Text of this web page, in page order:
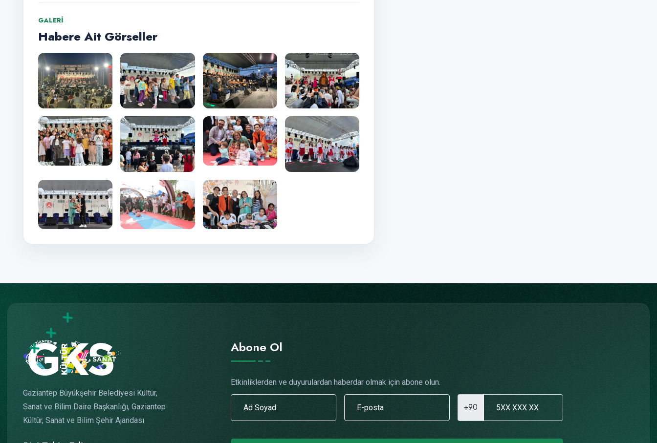
GALERI
Habere Ait Görseller
Gaziantep Büyükşehir Belediyesi Kültür,
Sanat ve Bilim Daire Başkanlığı, Gaziantep
Kültür, Sanat ve Bilim Şehir Ajandası
Abone Ol
Etkinliklerden ve duyurulardan haberdar olmak için abone olun.
+90